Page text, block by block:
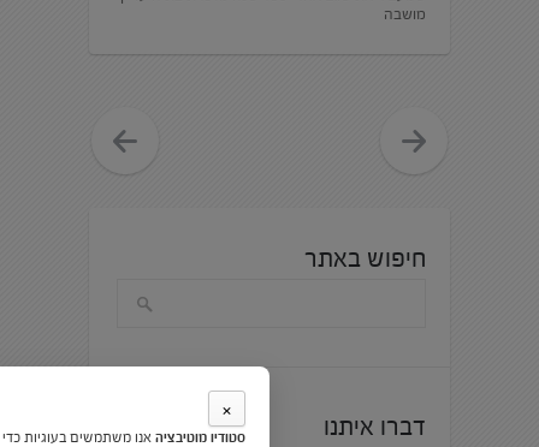
מושבה
חיפוש באתר
דברו איתנו
×
סטודיו מוטיבציה אנו משתמשים בעוגיות